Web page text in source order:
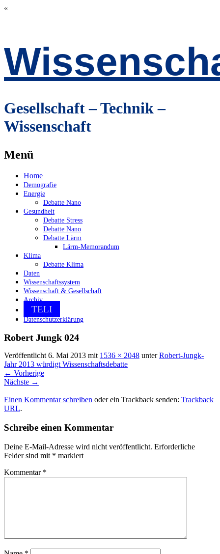
«
Gesellschaft – Technik –
Wissenschaft
Menü
Zum
Inhalt
springen
Home
Demografie
Energie
Debatte Nano
Gesundheit
Debatte Stress
Debatte Nano
Debatte Lärm
Lärm-Memorandum
Klima
Debatte Klima
Daten
Wissenschaftssystem
Wissenschaft & Gesellschaft
Archiv
TELI
Datenschutzerklärung
Robert Jungk 024
Veröffentlicht 6. Mai 2013 mit 1536 × 2048 unterRobert-Jungk-
Jahr 2013 würdigt Wissenschaftsdebatte
← Vorherige
Nächste →
Einen Kommentar schreiben oder ein Trackback senden: Trackback
URL.
Schreibe einen Kommentar
Deine E-Mail-Adresse wird nicht veröffentlicht. Erforderliche
Felder sind mit * markiert
Kommentar *